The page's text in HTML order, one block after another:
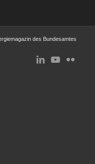
des Bundesamtes